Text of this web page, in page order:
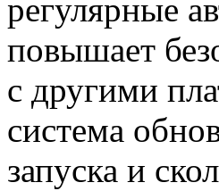
регулярные
повышает
с другими
система
запуска и